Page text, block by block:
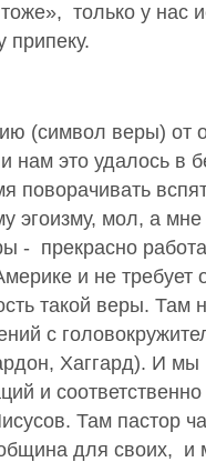
только у нас
припеку.
(символ веры) от
нам это удалось в
поворачивать
эгоизму, мол, а
- прекрасно
и не требует
такой веры. Там
с
Хаггард). И мы
и
Там пастор
для своих, и